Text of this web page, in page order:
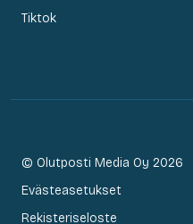
Tiktok
© Olutposti Media Oy 2026
Evästeasetukset
Rekisteriseloste